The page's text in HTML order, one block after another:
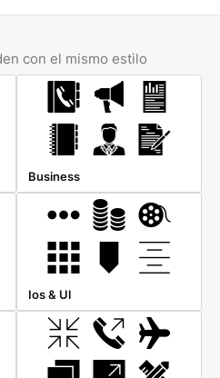
con el mismo estilo
Business
Ios & Ul